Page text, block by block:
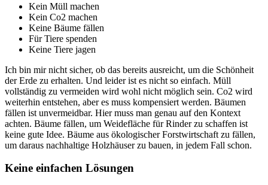
Kein Müll machen
Kein Co2 machen
Keine Bäume fällen
Für Tiere spenden
Keine Tiere jagen
Ich bin mir nicht sicher, ob das bereits ausreicht, um die Schönheit
der Erde zu erhalten. Und leider ist es nicht so einfach. Müll
vollständig zu vermeiden wird wohl nicht möglich sein. Co2 wird
weiterhin entstehen, aber es muss kompensiert werden. Bäumen
fällen ist unvermeidbar. Hier muss man genau auf den Kontext
achten. Bäume fällen, um Weidefläche für Rinder zu schaffen ist
keine gute Idee. Bäume aus ökologischer Forstwirtschaft zu fällen,
um daraus nachhaltige Holzhäuser zu bauen, in jedem Fall schon.
Keine einfachen Lösungen